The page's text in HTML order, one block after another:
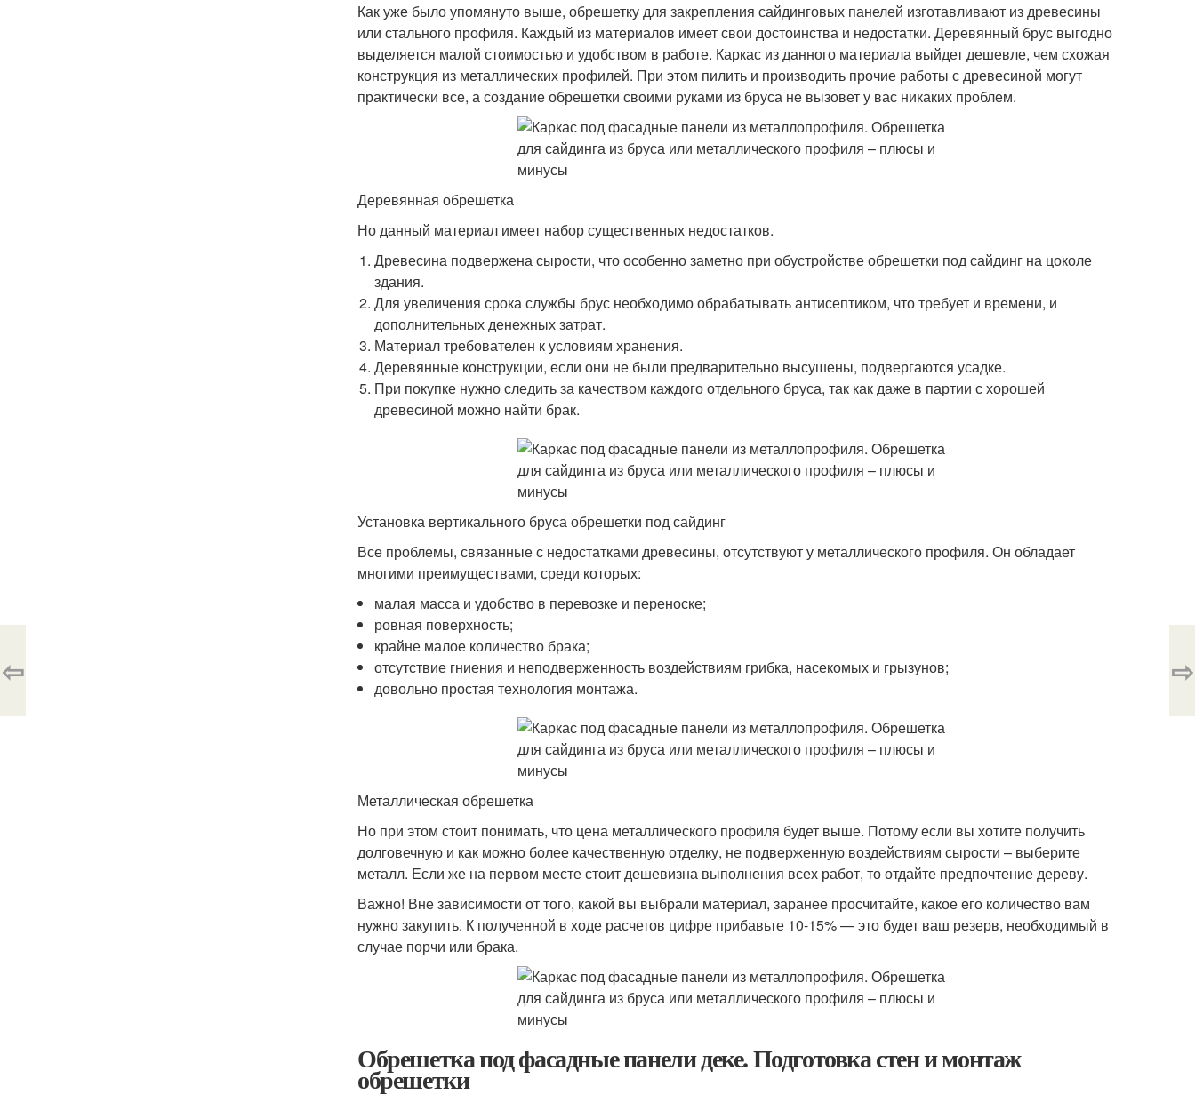
Как уже было упомянуто выше, обрешетку для закрепления сайдинговых панелей изготавливают из древесины
или стального профиля. Каждый из материалов имеет свои достоинства и недостатки. Деревянный брус выгодно
выделяется малой стоимостью и удобством в работе. Каркас из данного материала выйдет дешевле, чем схожая
конструкция из металлических профилей. При этом пилить и производить прочие работы с древесиной могут
практически все, а создание обрешетки своими руками из бруса не вызовет у вас никаких проблем.
Деревянная обрешетка
Но данный материал имеет набор существенных недостатков.
Древесина подвержена сырости, что особенно заметно при обустройстве обрешетки под сайдинг на цоколе
здания.
Для увеличения срока службы брус необходимо обрабатывать антисептиком, что требует и времени, и
дополнительных денежных затрат.
Материал требователен к условиям хранения.
Деревянные конструкции, если они не были предварительно высушены, подвергаются усадке.
При покупке нужно следить за качеством каждого отдельного бруса, так как даже в партии с хорошей
древесиной можно найти брак.
Установка вертикального бруса обрешетки под сайдинг
Все проблемы, связанные с недостатками древесины, отсутствуют у металлического профиля. Он обладает
многими преимуществами, среди которых:
малая масса и удобство в перевозке и переноске;
ровная поверхность;
крайне малое количество брака;
отсутствие гниения и неподверженность воздействиям грибка, насекомых и грызунов;
довольно простая технология монтажа.
Металлическая обрешетка
Но при этом стоит понимать, что цена металлического профиля будет выше. Потому если вы хотите получить
долговечную и как можно более качественную отделку, не подверженную воздействиям сырости – выберите
металл. Если же на первом месте стоит дешевизна выполнения всех работ, то отдайте предпочтение дереву.
Важно! Вне зависимости от того, какой вы выбрали материал, заранее просчитайте, какое его количество вам
нужно закупить. К полученной в ходе расчетов цифре прибавьте 10-15% — это будет ваш резерв, необходимый в
случае порчи или брака.
Обрешетка под фасадные панели деке. Подготовка стен и монтаж
обрешетки
⇦ ⇨